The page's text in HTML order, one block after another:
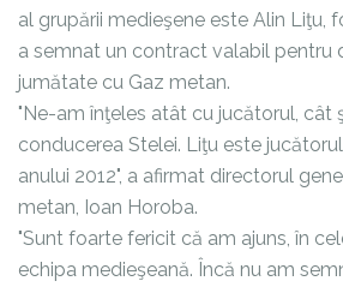
al grupării medieşene este Alin Liţu,
a semnat un contract valabil pentru
jumătate cu Gaz metan.
"Ne-am înţeles atât cu jucătorul, cât
conducerea Stelei. Liţu este
anului 2012", a afirmat directorul
metan, Ioan Horoba.
"Sunt foarte fericit că am ajuns, în
echipa medieşeană. Încă nu am